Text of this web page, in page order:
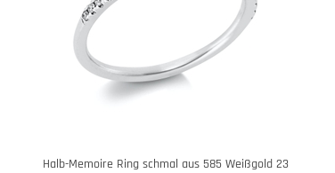
Halb-Memoire Ring schmal aus 585 Weißgold 23